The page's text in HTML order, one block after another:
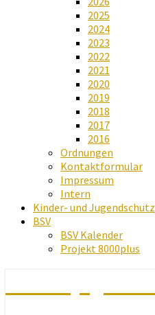
2025
2024
2023
2022
2021
2020
2019
2018
2017
2016
Ordnungen
Kontaktformular
Impressum
Intern
Kinder- und Jugendschutz
BSV
BSV Kalender
Projekt 8000plus